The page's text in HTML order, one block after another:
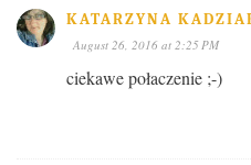
KATARZYNA
August 26, 2016 at 2:25 PM
ciekawe połaczenie ;-)